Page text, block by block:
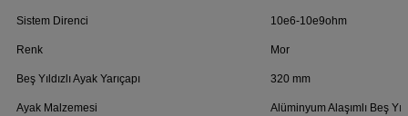
Sistem Direnci 10e6-10e9ohm
Renk Mor
Beş Yıldızlı Ayak Yarıçapı 320 mm
Ayak Malzemesi Alüminyum Alaşımlı Beş